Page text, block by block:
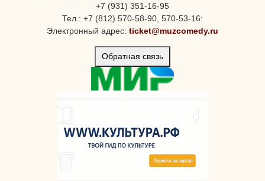
+7 (931) 351-16-95
Тел.: +7 (812) 570-58-90, 570-53-16:
Электронный адрес: ticket@muzcomedy.ru
Обратная связь